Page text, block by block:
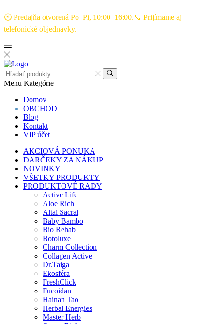
🕙 Predajňa otvorená Po–Pi, 10:00–16:00.📞 Prijímame aj
telefonické objednávky.
Menu Kategórie
Domov
OBCHOD
Blog
Kontakt
VIP účet
AKCIOVÁ PONUKA
DARČEKY ZA NÁKUP
NOVINKY
VŠETKY PRODUKTY
PRODUKTOVÉ RADY
Active Life
Aloe Rich
Altai Sacral
Baby Bambo
Bio Rehab
Botoluxe
Charm Collection
Collagen Active
Dr.Taiga
Ekosféra
FreshClick
Fucoidan
Hainan Tao
Herbal Energies
Master Herb